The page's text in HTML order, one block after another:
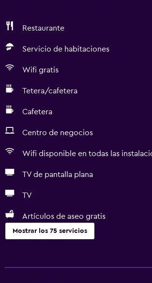
Restaurante
Servicio de habitaciones
Wifi gratis
Tetera/cafetera
Cafetera
Centro de negocios
Wifi disponible en todas las
TV de pantalla plana
TV
Artículos de aseo gratis
Mostrar los 75 servicios
Wifi gratis